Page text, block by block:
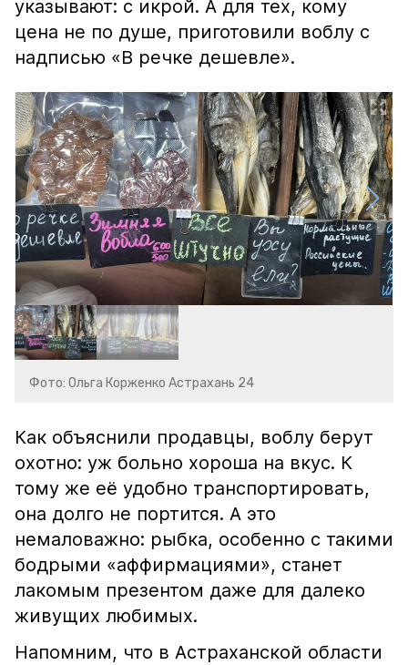
указывают: с икрой. А для тех, кому
цена не по душе, приготовили воблу с
надписью «В речке дешевле».
Фото: Ольга Корженко Астрахань 24
Как объяснили продавцы, воблу берут
охотно: уж больно хороша на вкус. К
тому же её удобно транспортировать,
она долго не портится. А это
немаловажно: рыбка, особенно с такими
бодрыми «аффирмациями», станет
лакомым презентом даже для далеко
живущих любимых.
Напомним, что в Астраханской области